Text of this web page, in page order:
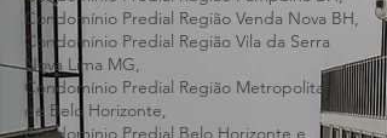
Condomínio Predial Região Oeste BH,
Condomínio Predial Região Pampulha BH,
Condomínio Predial Região Venda Nova BH,
Condomínio Predial Região Vila da Serra
Nova Lima MG,
Condomínio Predial Região Metropolitana